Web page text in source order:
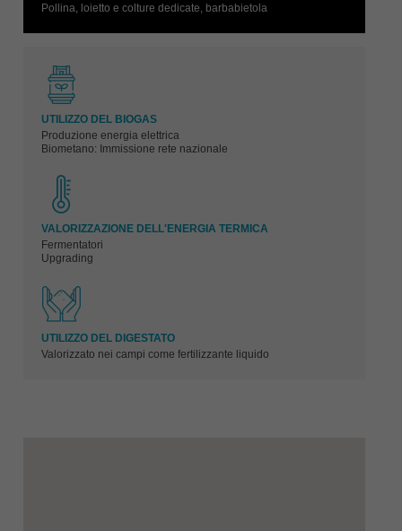
Pollina, loietto e colture dedicate, barbabietola
UTILIZZO DEL BIOGAS
Produzione energia elettrica
Biometano: Immissione rete nazionale
VALORIZZAZIONE DELL'ENERGIA TERMICA
Fermentatori
Upgrading
UTILIZZO DEL DIGESTATO
Valorizzato nei campi come fertilizzante liquido